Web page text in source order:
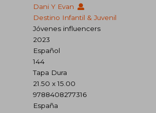
Dani Y Evan
Destino Infantil & Juvenil
Jóvenes influencers
2023
Español
144
Tapa Dura
21.50 x 15.00
9788408277316
España